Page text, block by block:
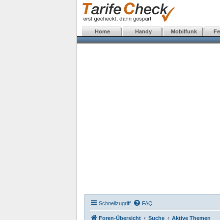
Home Handy Mobilfunk
Schnellzugriff FAQ
Foren-Übersicht Suche Aktive Themen